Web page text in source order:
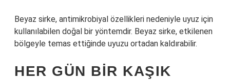
Beyaz sirke, antimikrobiyal özellikleri nedeniyle uyuz için
kullanılabilen doğal bir yöntemdir. Beyaz sirke, etkilenen
bölgeyle temas ettiğinde uyuzu ortadan kaldırabilir.
HER GÜN BIR KAŞIK